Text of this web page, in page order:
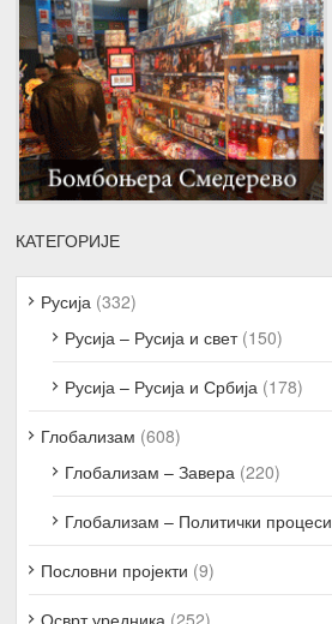
КАТЕГОРИЈЕ
Русија (332)
Русија – Русија и свет(150)
Русија – Русија и Србија (178)
Глобализам (608)
Глобализам – Завера (220)
Глобализам – Политички процеси
Пословни пројекти (9)
Осврт уредника (252)